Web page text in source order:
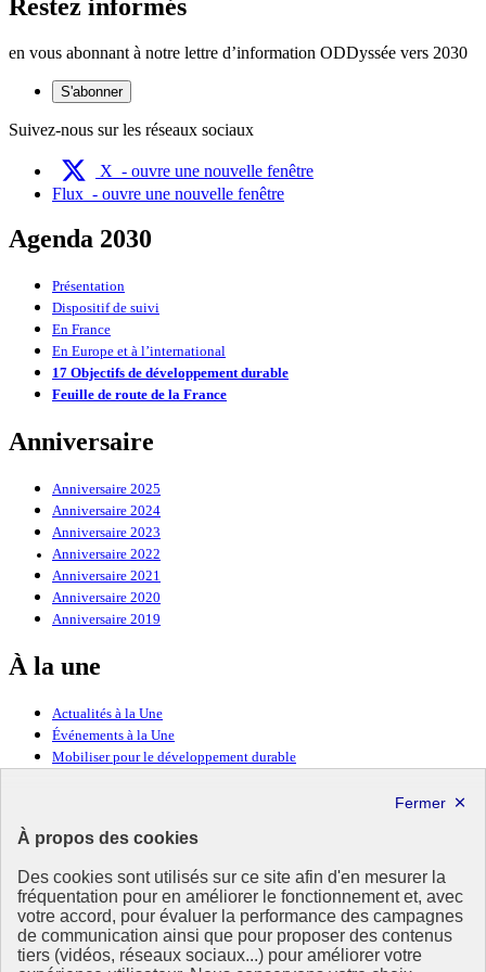
À propos des cookies
Des cookies sont utilisés sur ce site afin d'en mesurer la
fréquentation pour en améliorer le fonctionnement et, avec
votre accord, pour évaluer la performance des campagnes
de communication ainsi que pour proposer des contenus
tiers (vidéos, réseaux sociaux...) pour améliorer votre
Restez informés
en vous abonnant à notre lettre d’information ODDyssée vers 2030
S'abonner
Suivez-nous sur les réseaux sociaux
X - ouvre une nouvelle fenêtre
Flux - ouvre une nouvelle fenêtre
Agenda 2030
Présentation
Dispositif de suivi
En France
En Europe et à l’international
17 Objectifs de développement durable
Feuille de route de la France
Anniversaire
Anniversaire 2025
Anniversaire 2024
Anniversaire 2023
Anniversaire 2022
Anniversaire 2021
Anniversaire 2020
Anniversaire 2019
À la une
Actualités à la Une
Événements à la Une
Mobiliser pour le développement durable
Ressources
Ressources
La Méth’ODD
Gouvernement